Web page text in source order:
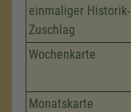
einmaliger Historik-
Zuschlag
Wochenkarte
Monatskarte